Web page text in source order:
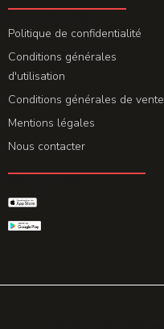
Politique de confidentialité
Conditions générales
d'utilisation
Conditions générales de vente
Mentions légales
Nous contacter